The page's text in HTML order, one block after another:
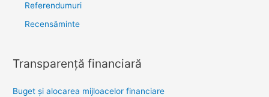
Referendumuri
Recensăminte
Transparenţă financiară
Buget și alocarea mijloacelor financiare